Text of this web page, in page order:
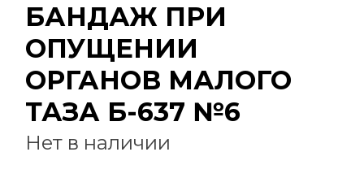
БАНДАЖ ПРИ
ОПУЩЕНИИ
ОРГАНОВ МАЛОГО
ТАЗА Б-637 №6
Нет в наличии